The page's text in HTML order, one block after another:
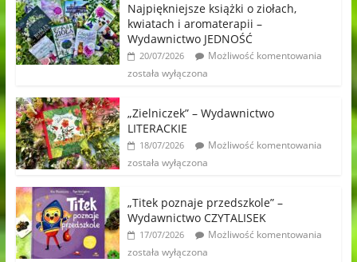
Najpiękniejsze książki o ziołach,
kwiatach i aromaterapii –
Wydawnictwo JEDNOŚĆ
20/07/2026
Możliwość komentowania
została wyłączona
„Zielniczek” – Wydawnictwo
LITERACKIE
18/07/2026
Możliwość komentowania
została wyłączona
„Titek poznaje przedszkole” –
Wydawnictwo CZYTALISEK
17/07/2026
Możliwość komentowania
została wyłączona